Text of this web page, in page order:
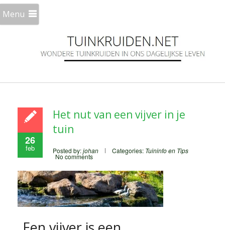
Menu
26
feb
Het nut van een vijver in je
tuin
Posted by:johan Categories: Tuininfo en Tips
No comments